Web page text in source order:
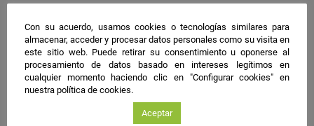
de
la
actividad
Ponte en mis zapatos: vive el
envejecimiento, descubre la
investigación
Organiza:Universidad de Almería
Con su acuerdo, usamos cookies o tecnologías similares para
almacenar, acceder y procesar datos personales como su visita en
este sitio web. Puede retirar su consentimiento u oponerse al
procesamiento de datos basado en intereses legítimos en
cualquier momento haciendo clic en "Configurar cookies" en
nuestra política de cookies.
Aceptar